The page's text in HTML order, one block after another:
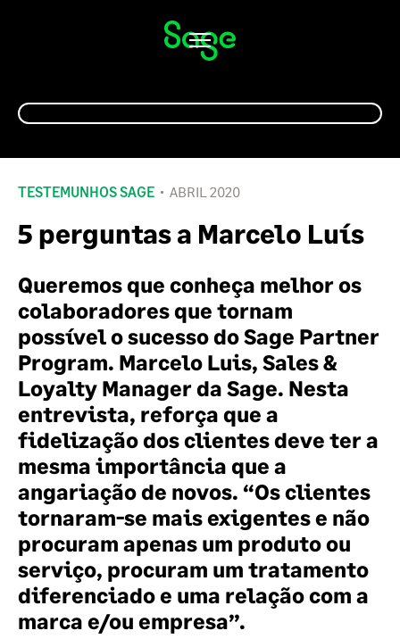
Alternar
navegação
TESTEMUNHOS SAGE ABRIL 2020
5 perguntas a Marcelo Luís
Queremos que conheça melhor os
colaboradores que tornam
possível o sucesso do Sage Partner
Program. Marcelo Luis, Sales &
Loyalty Manager da Sage. Nesta
entrevista, reforça que a
fidelização dos clientes deve ter a
mesma importância que a
angariação de novos. “Os clientes
tornaram-se mais exigentes e não
procuram apenas um produto ou
serviço, procuram um tratamento
diferenciado e uma relação com a
marca e/ou empresa”.